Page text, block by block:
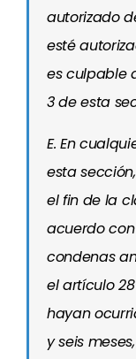
autorizado
esté
es culpable
3 de esta
E. En
esta
el fin de la
acuerdo
condenas
el artículo
hayan
y seis